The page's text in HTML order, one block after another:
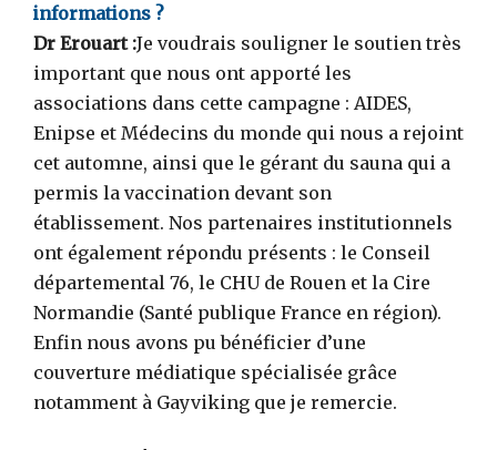
informations ?
Dr Erouart :Je voudrais souligner le soutien très
important que nous ont apporté les
associations dans cette campagne : AIDES,
Enipse et Médecins du monde qui nous a rejoint
cet automne, ainsi que le gérant du sauna qui a
permis la vaccination devant son
établissement. Nos partenaires institutionnels
ont également répondu présents : le Conseil
départemental 76, le CHU de Rouen et la Cire
Normandie (Santé publique France en région).
Enfin nous avons pu bénéficier d’une
couverture médiatique spécialisée grâce
notamment à Gayviking que je remercie.